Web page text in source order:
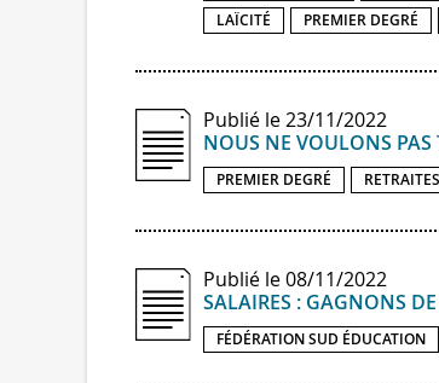
LAÏCITÉ
PREMIER DEGRÉ
Publié le 23/11/2022
NOUS NE VOULONS PAS
PREMIER DEGRÉ RETRAITES
Publié le 08/11/2022
SALAIRES : GAGNONS
FÉDÉRATION SUD ÉDUCATION